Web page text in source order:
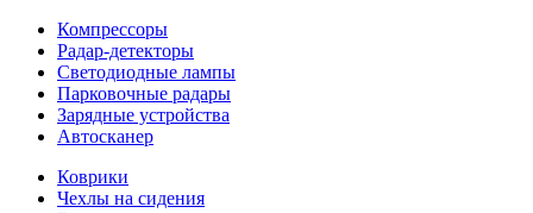
Компрессоры
Радар-детекторы
Светодиодные лампы
Парковочные радары
Зарядные устройства
Автосканер
Коврики
Чехлы на сидения